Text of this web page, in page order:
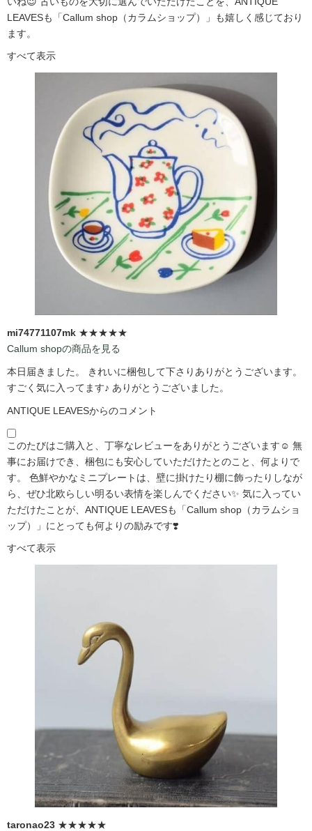
LEAVESも「Callum shop（カラムショップ）」も嬉しく感じており
ます。
すべて表示
mi74771107mk ★★★★★
Callum shopの商品を見る
本日届きました。 きれいに梱包して下さりありがとうございます。
すごく気に入ってます♪ ありがとうございました。
ANTIQUE LEAVESからのコメント
このたびはご購入と、丁寧なレビューをありがとうございます☺️ 無
事にお届けでき、梱包にも安心していただけたとのこと、何よりで
す。 色鮮やかなミニプレートは、壁に掛けたり棚に飾ったりしなが
ら、ぜひ北欧らしい明るい表情を楽しんでください✨ 気に入ってい
ただけたことが、ANTIQUE LEAVESも「Callum shop（カラムショ
ップ）」にとっても何よりの励みです❣️
すべて表示
taronao23 ★★★★★